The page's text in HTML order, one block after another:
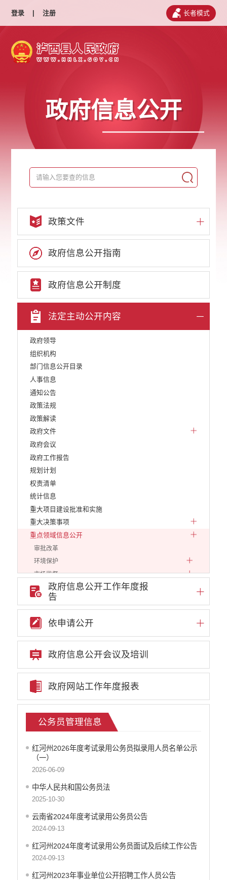
登录 | 注册 长者模式
政府信息公开
政策文件
政府信息公开指南
政府信息公开制度
法定主动公开内容
政府领导
组织机构
部门信息公开目录
人事信息
通知公告
政策法规
政策解读
政府文件
政府会议
政府工作报告
规划计划
权责清单
统计信息
重大项目建设批准和实施
重大决策事项
重点领域信息公开
审批改革
环境保护
市场监督
财政信息
乡村振兴
云南省网上新闻发布厅
审计信息
公共资源交易信息公开
民政信息公开
就业创业信息公开
公务员管理信息
教育信息公开
税务信息公开
事业单位登记管理公告
国土信息
交通运输信息公开
农科信息公开
行政事业性收费
政府采购项目
建议提案办理答复
政府信息公开工作年度报
告
依申请公开
政府信息公开会议及培训
政府网站工作年度报表
公务员管理信息
红河州2026年度考试录用公务员拟录用人员名单公示
（一）
2026-06-09
中华人民共和国公务员法
2025-10-30
云南省2024年度考试录用公务员公告
2024-09-13
红河州2024年度考试录用公务员面试及后续工作公告
2024-09-13
红河州2023年事业单位公开招聘工作人员公告